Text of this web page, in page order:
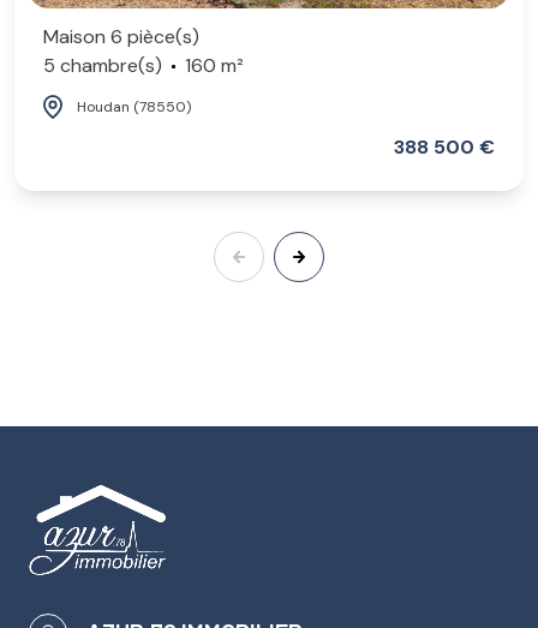
Maison 6 pièce(s)
5 chambre(s)
160 m²
Houdan (78550)
388 500 €